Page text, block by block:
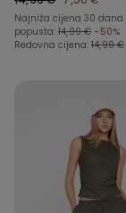
Najniža cijena 30 dana
popusta: 14,99 € -50%
Redovna cijena: 14,99 €